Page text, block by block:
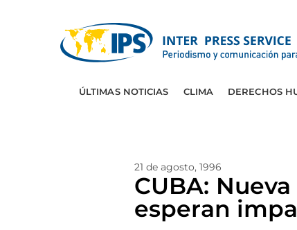
ÚLTIMAS NOTICIAS CLIMA DERECHOS
21 de agosto, 1996
CUBA:
esperan